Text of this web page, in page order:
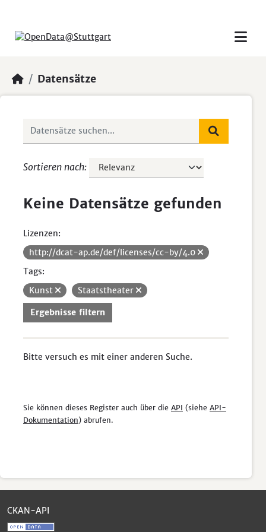
Datensätze
Sortieren nach
Keine Datensätze gefunden
Lizenzen:
http://dcat-ap.de/def/licenses/cc-by/4.0
Tags:
Kunst
Staatstheater
Ergebnisse filtern
Bitte versuch es mit einer anderen Suche.
Sie können dieses Register auch über die API (siehe API-
Dokumentation) abrufen.
CKAN-API